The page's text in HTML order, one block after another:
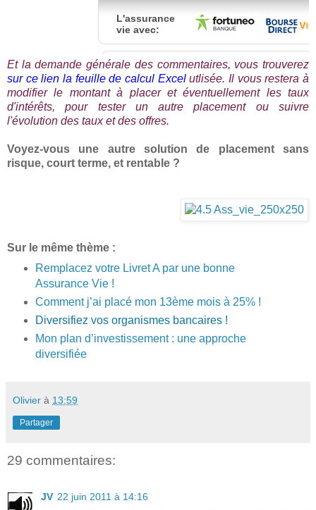
Et la demande générale des commentaires, vous trouverez
sur ce lien la feuille de calcul Excelutlisée. Il vous restera à
modifier le montant à placer et éventuellement les taux
d'intérêts, pour tester un autre placement ou suivre
l'évolution des taux et des offres.
Voyez-vous une autre solution de placement sans
risque, court terme, et rentable ?
Sur le même thème :
Remplacez votre Livret A par une bonne
Assurance Vie !
Comment j’ai placé mon 13ème mois à 25% !
Diversifiez vos organismes bancaires !
Mon plan d’investissement : une approche
diversifiée
Olivier à 13:59
Partager
29 commentaires:
JV 22 juin 2011 à 14:16